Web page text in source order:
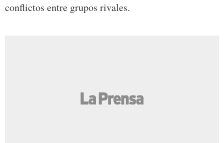
conflictos entre grupos rivales.